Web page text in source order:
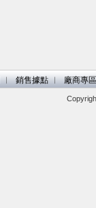
︱ 銷售據點 ︱ 廠商專區